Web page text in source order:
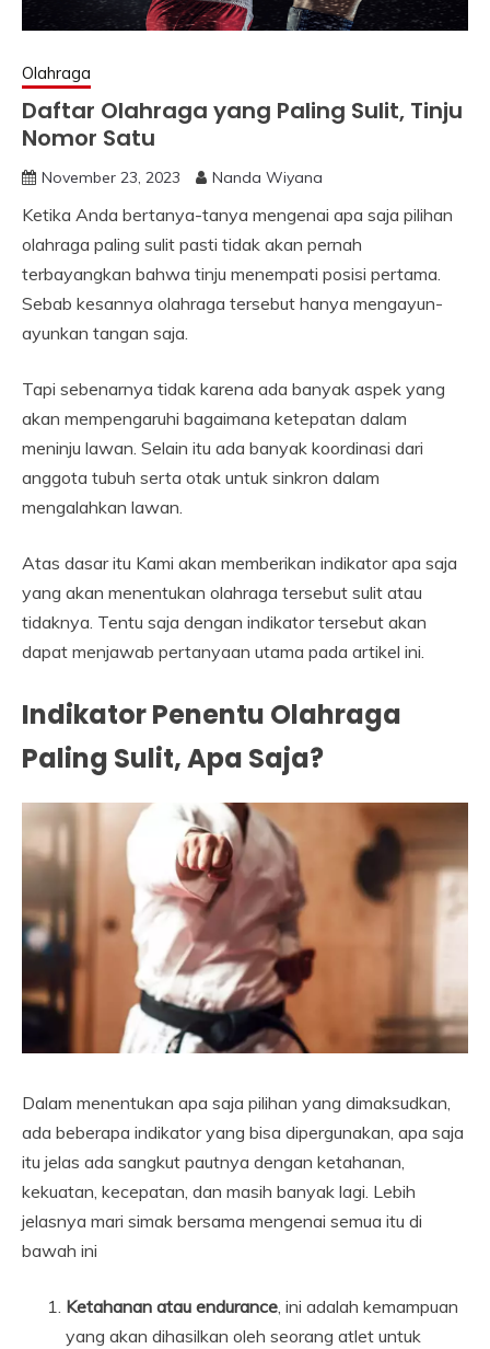
Olahraga
Daftar Olahraga yang Paling Sulit, Tinju
Nomor Satu
November 23, 2023 Nanda Wiyana
Ketika Anda bertanya-tanya mengenai apa saja pilihan
olahraga paling sulit pasti tidak akan pernah
terbayangkan bahwa tinju menempati posisi pertama.
Sebab kesannya olahraga tersebut hanya mengayun-
ayunkan tangan saja.
Tapi sebenarnya tidak karena ada banyak aspek yang
akan mempengaruhi bagaimana ketepatan dalam
meninju lawan. Selain itu ada banyak koordinasi dari
anggota tubuh serta otak untuk sinkron dalam
mengalahkan lawan.
Atas dasar itu Kami akan memberikan indikator apa saja
yang akan menentukan olahraga tersebut sulit atau
tidaknya. Tentu saja dengan indikator tersebut akan
dapat menjawab pertanyaan utama pada artikel ini.
Indikator Penentu Olahraga
Paling Sulit, Apa Saja?
Dalam menentukan apa saja pilihan yang dimaksudkan,
ada beberapa indikator yang bisa dipergunakan, apa saja
itu jelas ada sangkut pautnya dengan ketahanan,
kekuatan, kecepatan, dan masih banyak lagi. Lebih
jelasnya mari simak bersama mengenai semua itu di
bawah ini
Ketahanan atau endurance, ini adalah kemampuan
yang akan dihasilkan oleh seorang atlet untuk